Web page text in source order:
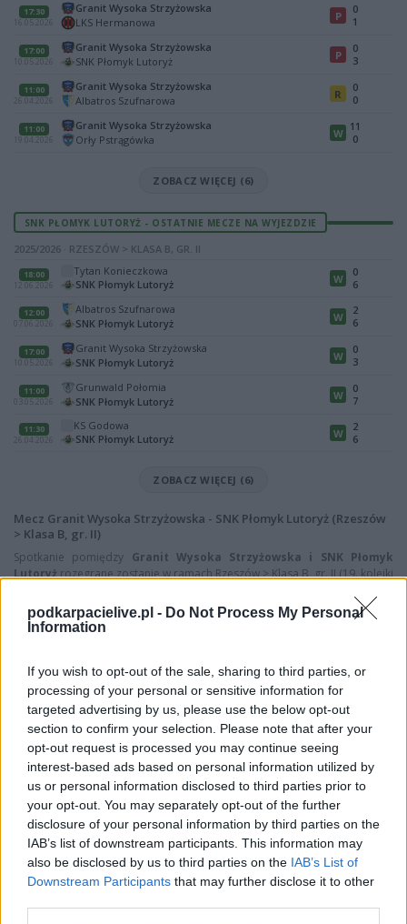
podkarpacielive.pl - Do Not Process My Personal
Information
If you wish to opt-out of the sale, sharing to third parties, or
processing of your personal or sensitive information for
targeted advertising by us, please use the below opt-out
section to confirm your selection. Please note that after your
opt-out request is processed you may continue seeing
interest-based ads based on personal information utilized by
us or personal information disclosed to third parties prior to
your opt-out. You may separately opt-out of the further
disclosure of your personal information by third parties on the
IAB’s list of downstream participants. This information may
also be disclosed by us to third parties on the IAB’s List of
Downstream Participants that may further disclose it to other
17:30
16.05.2026
Granit Wysoka Strzyżowska
LKS Hermanowa
P
0
1
17:00
10.05.2026
Granit Wysoka Strzyżowska
SNK Płomyk Lutoryż
P
0
3
11:00
26.04.2026
Granit Wysoka Strzyżowska
Albatros Szufnarowa
R
0
0
11:00
19.04.2026
Granit Wysoka Strzyżowska
Orły Pstrągówka
W 11
0
ZOBACZ WIĘCEJ (6)
SNK PŁOMYK LUTORYŻ - OSTATNIE MECZE NA WYJEZDZIE
2025/2026 · RZESZÓW > KLASA B, GR. II
18:00
12.06.2026
Tytan Konieczkowa
SNK Płomyk Lutoryż
W
0
6
12:00
07.06.2026
Albatros Szufnarowa
SNK Płomyk Lutoryż
W
2
6
17:00
10.05.2026
Granit Wysoka Strzyżowska
SNK Płomyk Lutoryż
W
0
3
11:00
03.05.2026
Grunwald Połomia
SNK Płomyk Lutoryż
W
0
7
11:30
26.04.2026
KS Godowa
SNK Płomyk Lutoryż
W
2
6
ZOBACZ WIĘCEJ (6)
Mecz Granit Wysoka Strzyżowska - SNK Płomyk Lutoryż (Rzeszów
> Klasa B, gr. II)
Spotkanie pomiędzy Granit Wysoka Strzyżowska i SNK Płomyk
Lutoryżrozegrane zostanie w ramach Rzeszów > Klasa B, gr. II (19. kolejki
Na stroniePodkarpacieLive.pl znajdzieszwynik meczu, strzelców
bramek, kartki, składy, statystyki i informacje o przebiegu
lokalnej piłki nożnej. Jeżeli aktualnie nie widzisz tutaj danych z pewnością
pracujemy nad tym żeby je uzupełnić.
Wynik meczu Granit Wysoka Strzyżowska vs SNK Płomyk Lutoryż
Po zakończeniu spotkania automatycznie publikujemyoficjalny wynik
spotkania , a także dane meczowe, jeśli są dostępne.
Pełny harmonogram rozgrywek dostępny jest tutaj:Rzeszów > Klasa B,
gr. II - terminarz.
Informacje o składach i strzelcach
W miarę dostępności danych, publikujemyskłady wyjściowe,
rezerwowych, zmiany oraz listę strzelców bramek. Informacje te
aktualizujemy zależnie od poziomu ligi i dostępnych źródeł.
Śledź mecze swojej drużyny